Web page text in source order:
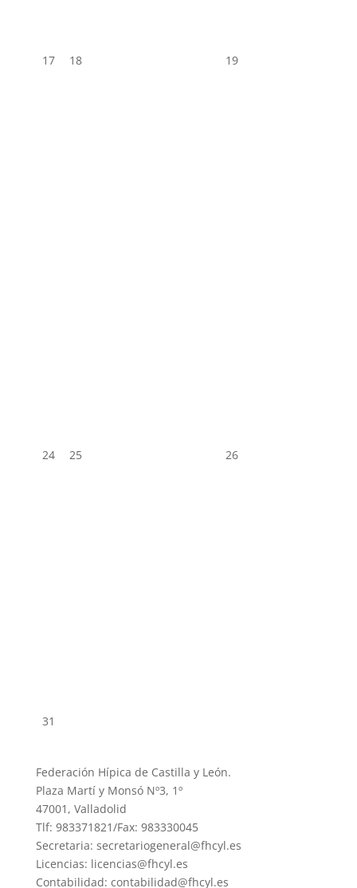
17 18 19
24 25 26
31
Federación Hípica de Castilla y León.
Plaza Martí y Monsó Nº3, 1º
47001, Valladolid
Tlf: 983371821/Fax: 983330045
Secretaria: secretariogeneral@fhcyl.es
Licencias: licencias@fhcyl.es
Contabilidad: contabilidad@fhcyl.es